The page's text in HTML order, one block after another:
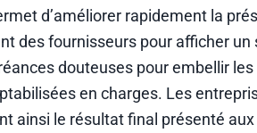
d’améliorer rapidement la
des fournisseurs pour afficher
douteuses pour embellir
en charges. Les
ainsi le résultat final présenté